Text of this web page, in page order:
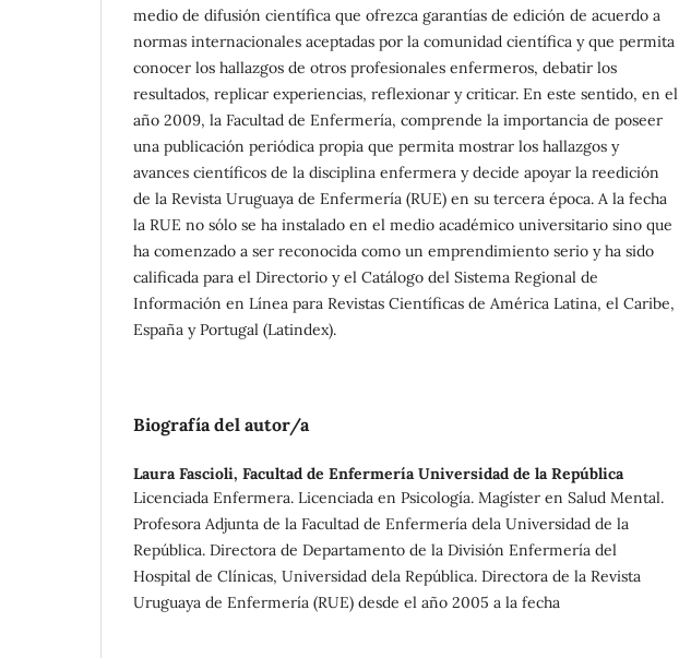
medio de difusión científica que ofrezca garantías de edición de acuerdo a
normas internacionales aceptadas por la comunidad científica y que permita
conocer los hallazgos de otros profesionales enfermeros, debatir los
resultados, replicar experiencias, reflexionar y criticar. En este sentido, en el
año 2009, la Facultad de Enfermería, comprende la importancia de poseer
una publicación periódica propia que permita mostrar los hallazgos y
avances científicos de la disciplina enfermera y decide apoyar la reedición
de la Revista Uruguaya de Enfermería (RUE) en su tercera época. A la fecha
la RUE no sólo se ha instalado en el medio académico universitario sino que
ha comenzado a ser reconocida como un emprendimiento serio y ha sido
calificada para el Directorio y el Catálogo del Sistema Regional de
Información en Línea para Revistas Científicas de América Latina, el Caribe,
España y Portugal (Latindex).
Biografía del autor/a
Laura Fascioli, Facultad de Enfermería Universidad de la República
Licenciada Enfermera. Licenciada en Psicología. Magíster en Salud Mental.
Profesora Adjunta de la Facultad de Enfermería dela Universidad de la
República. Directora de Departamento de la División Enfermería del
Hospital de Clínicas, Universidad dela República. Directora de la Revista
Uruguaya de Enfermería (RUE) desde el año 2005 a la fecha